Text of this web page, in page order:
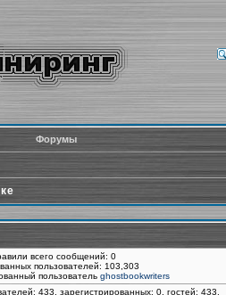
Форумы
всего сообщений: 0
пользователей: 103,303
пользователь ghostbookwriters
433, зарегистрированных: 0, гостей: